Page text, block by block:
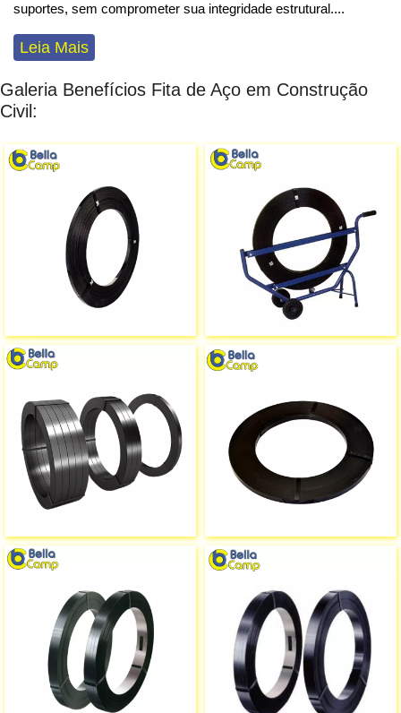
suportes, sem comprometer sua integridade estrutural....
Leia Mais
Galeria Benefícios Fita de Aço em Construção
Civil: